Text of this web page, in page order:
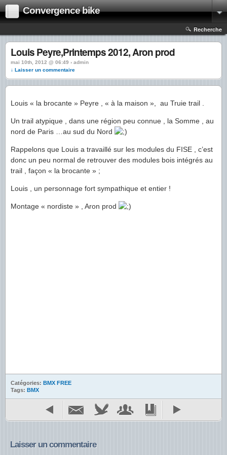
Convergence bike
Recherche
Louis Peyre,Printemps 2012, Aron prod
mai 10th, 2012 @ 06:49 › admin
↓ Laisser un commentaire
Louis « la brocante » Peyre , « à la maison », au Truie trail .
Un trail atypique , dans une région peu connue , la Somme , au
nord de Paris …au sud du Nord
Rappelons que Louis a travaillé sur les modules du FISE , c’est
donc un peu normal de retrouver des modules bois intégrés au
trail , façon « la brocante » ;
Louis , un personnage fort sympathique et entier !
Montage « nordiste » , Aron prod
Catégories: BMX FREE
Tags: BMX
Laisser un commentaire